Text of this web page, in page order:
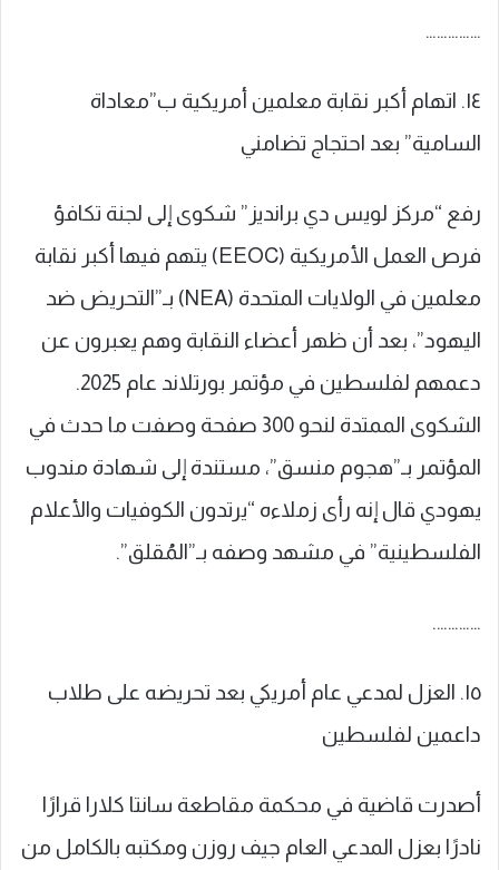
……………
١٤. اتهام أكبر نقابة معلمين أمريكية ب”معاداة
السامية” بعد احتجاج تضامني
رفع “مركز لويس دي برانديز” شكوى إلى لجنة تكافؤ
فرص العمل الأمريكية (EEOC) يتهم فيها أكبر نقابة
معلمين في الولايات المتحدة (NEA) بـ”التحريض ضد
اليهود”، بعد أن ظهر أعضاء النقابة وهم يعبرون عن
دعمهم لفلسطين في مؤتمر بورتلاند عام 2025.
الشكوى الممتدة لنحو 300 صفحة وصفت ما حدث في
المؤتمر بـ”هجوم منسق”، مستندة إلى شهادة مندوب
يهودي قال إنه رأى زملاءه “يرتدون الكوفيات والأعلام
الفلسطينية” في مشهد وصفه بـ”المُقلق”.
………….
١٥. العزل لمدعي عام أمريكي بعد تحريضه على طلاب
داعمين لفلسطين
أصدرت قاضية في محكمة مقاطعة سانتا كلارا قرارًا
نادرًا بعزل المدعي العام جيف روزن ومكتبه بالكامل من